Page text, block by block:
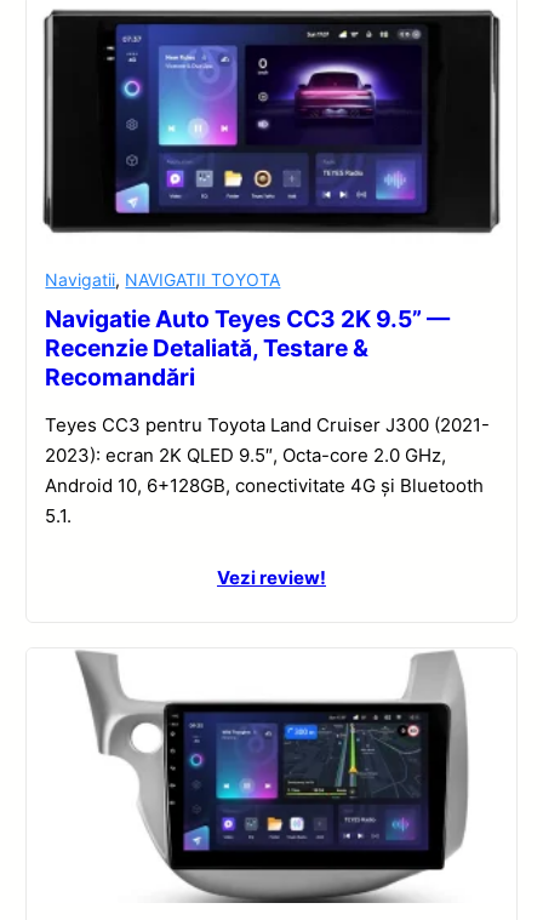
Navigatii, NAVIGATII TOYOTA
Navigatie Auto Teyes CC3 2K 9.5” —
Recenzie Detaliată, Testare &
Recomandări
Teyes CC3 pentru Toyota Land Cruiser J300 (2021-
2023): ecran 2K QLED 9.5″, Octa-core 2.0 GHz,
Android 10, 6+128GB, conectivitate 4G și Bluetooth
5.1.
Vezi review!